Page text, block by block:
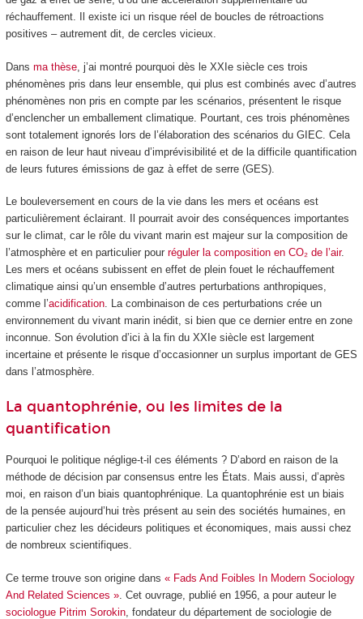
réchauffement. Il existe ici un risque réel de boucles de rétroactions
positives – autrement dit, de cercles vicieux.
Dans ma thèse, j’ai montré pourquoi dès le XXI esiècle ces trois
phénomènes pris dans leur ensemble, qui plus est combinés avec d’autres
phénomènes non pris en compte par les scénarios, présentent le risque
d’enclencher un emballement climatique. Pourtant, ces trois phénomènes
sont totalement ignorés lors de l’élaboration des scénarios du GIEC. Cela
en raison de leur haut niveau d’imprévisibilité et de la difficile quantification
de leurs futures émissions de gaz à effet de serre (GES).
Le bouleversement en cours de la vie dans les mers et océans est
particulièrement éclairant. Il pourrait avoir des conséquences importantes
sur le climat, car le rôle du vivant marin est majeur sur la composition de
l’atmosphère et en particulier pour réguler la composition en CO₂ de l’air.
Les mers et océans subissent en effet de plein fouet le réchauffement
climatique ainsi qu’un ensemble d’autres perturbations anthropiques,
comme l’acidification. La combinaison de ces perturbations crée un
environnement du vivant marin inédit, si bien que ce dernier entre en zone
inconnue. Son évolution d’ici à la fin du XXI esiècle est largement
incertaine et présente le risque d’occasionner un surplus important de GES
dans l’atmosphère.
La quantophrénie, ou les limites de la
quantification
Pourquoi le politique néglige-t-il ces éléments ? D’abord en raison de la
méthode de décision par consensus entre les États. Mais aussi, d’après
moi, en raison d’un biais quantophrénique. La quantophrénie est un biais
de la pensée aujourd’hui très présent au sein des sociétés humaines, en
particulier chez les décideurs politiques et économiques, mais aussi chez
de nombreux scientifiques.
Ce terme trouve son origine dans « Fads And Foibles In Modern Sociology
And Related Sciences ». Cet ouvrage, publié en 1956, a pour auteur le
sociologue Pitrim Sorokin, fondateur du département de sociologie de